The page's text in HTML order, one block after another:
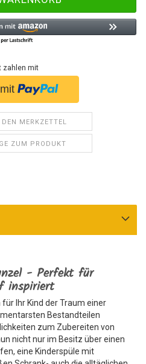
zahlen mit
MERKZETTEL
ZUM PRODUKT
- Perfekt für
inspiriert
Ihr Kind der Traum einer
Bestandteilen
zum Zubereiten von
nicht nur im Besitz über einen
eine Kinderspüle mit